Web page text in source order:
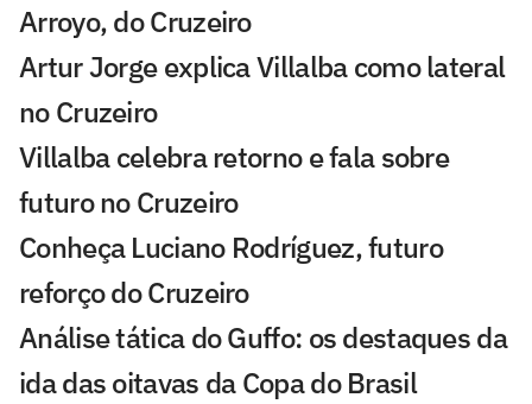
Arroyo, do Cruzeiro
Artur Jorge explica Villalba como lateral
no Cruzeiro
Villalba celebra retorno e fala sobre
futuro no Cruzeiro
Conheça Luciano Rodríguez, futuro
reforço do Cruzeiro
Análise tática do Guffo: os destaques da
ida das oitavas da Copa do Brasil